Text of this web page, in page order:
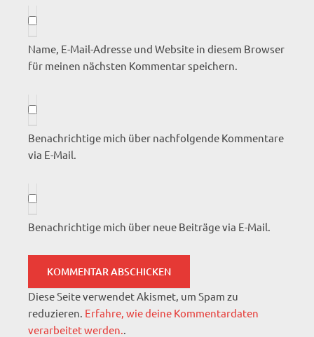
Name, E-Mail-Adresse und Website in diesem Browser
für meinen nächsten Kommentar speichern.
Benachrichtige mich über nachfolgende Kommentare
via E-Mail.
Benachrichtige mich über neue Beiträge via E-Mail.
Diese Seite verwendet Akismet, um Spam zu
reduzieren. Erfahre, wie deine Kommentardaten
verarbeitet werden.